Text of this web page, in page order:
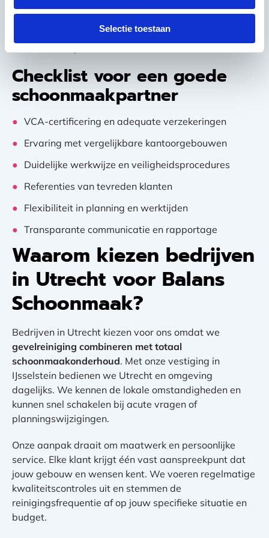
Selectie toestaan
die meedenkt over de beste oplossingen voor jouw
specifieke situatie en waarde toevoegt aan jullie
samenwerking.
Checklist voor een goede
schoonmaakpartner
VCA-certificering en adequate verzekeringen
Ervaring met vergelijkbare kantoorgebouwen
Duidelijke werkwijze en veiligheidsprocedures
Referenties van tevreden klanten
Flexibiliteit in planning en werktijden
Transparante communicatie en rapportage
Waarom kiezen bedrijven
in Utrecht voor Balans
Schoonmaak?
Bedrijven in Utrecht kiezen voor ons omdat we
gevelreiniging combineren met totaal
schoonmaakonderhoud. Met onze vestiging in
IJsselstein bedienen we Utrecht en omgeving
dagelijks. We kennen de lokale omstandigheden en
kunnen snel schakelen bij acute vragen of
planningswijzigingen.
Onze aanpak draait om maatwerk en persoonlijke
service. Elke klant krijgt één vast aanspreekpunt dat
jouw gebouw en wensen kent. We voeren regelmatige
kwaliteitscontroles uit en stemmen de
reinigingsfrequentie af op jouw specifieke situatie en
budget.